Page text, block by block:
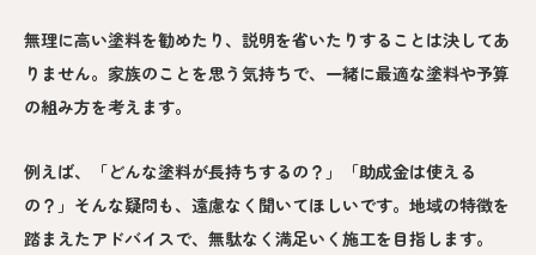
無理に高い塗料を勧めたり、説明を省いたりすることは決してあ
りません。家族のことを思う気持ちで、一緒に最適な塗料や予算
の組み方を考えます。
例えば、「どんな塗料が長持ちするの？」「助成金は使える
の？」そんな疑問も、遠慮なく聞いてほしいです。地域の特徴を
踏まえたアドバイスで、無駄なく満足いく施工を目指します。